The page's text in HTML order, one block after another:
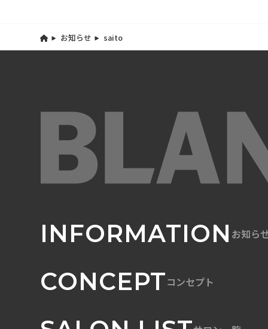
お知らせ saito
INFORMATION お知ら
CONCEPTコンセプト